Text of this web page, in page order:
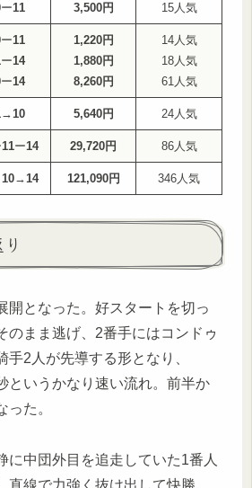
ー11 3,500円 15人気
ー11
ー14
ー14
1,220円
1,880円
8,260円
14人気
18人気
61人気
→10 5,640円 24人気
11ー14 29,720円 86人気
10→14 121,090円 346人気
開となった。好スタートを切っ
のまま逃げ、2番手にはコンドゥ
手2人が先導する形となり、
というかなり速い流れ。前半か
った。
に中団外目を追走していた1番人